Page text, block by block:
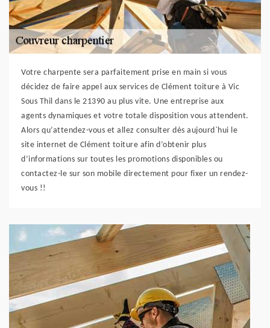
Votre charpente sera parfaitement prise en main si vous
décidez de faire appel aux services de Clément toiture à Vic
Sous Thil dans le 21390 au plus vite. Une entreprise aux
agents dynamiques et votre totale disposition vous attendent.
Alors qu’attendez-vous et allez consulter dès aujourd`hui le
site internet de Clément toiture afin d’obtenir plus
d’informations sur toutes les promotions disponibles ou
contactez-le sur son mobile directement pour fixer un rendez-
vous !!